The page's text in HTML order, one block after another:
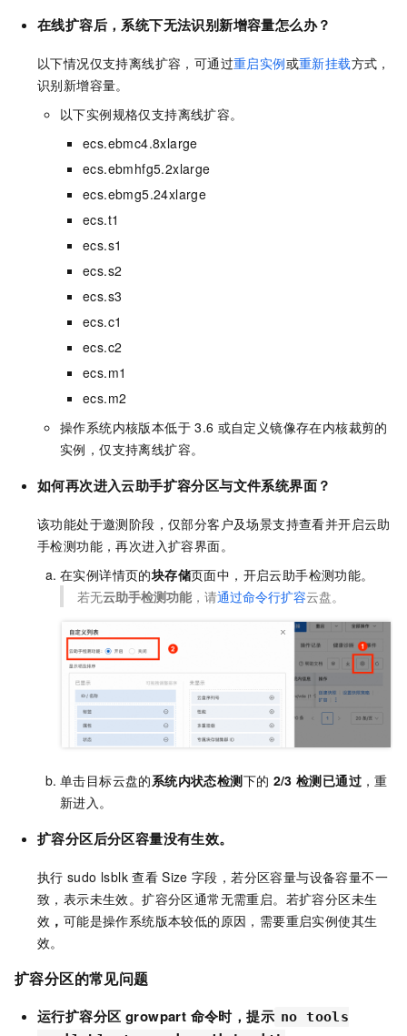
在线扩容后，系统下无法识别新增容量怎么办？
以下情况仅支持离线扩容，可通过重启实例或重新挂载方式，
识别新增容量。
以下实例规格仅支持离线扩容。
ecs.ebmc4.8xlarge
ecs.ebmhfg5.2xlarge
ecs.ebmg5.24xlarge
ecs.t1
ecs.s1
ecs.s2
ecs.s3
ecs.c1
ecs.c2
ecs.m1
ecs.m2
操作系统内核版本低于 3.6 或自定义镜像存在内核裁剪的
实例，仅支持离线扩容。
如何再次进入云助手扩容分区与文件系统界面？
该功能处于邀测阶段，仅部分客户及场景支持查看并开启云助
手检测功能，再次进入扩容界面。
在实例详情页的块存储页面中，开启云助手检测功能。
若无云助手检测功能 ，请通过命令行扩容云盘。
单击目标云盘的系统内状态检测下的 2/3 检测已通过 ，重
新进入。
扩容分区后分区容量没有生效。
执行 sudo lsblk 查看 Size 字段，若分区容量与设备容量不一
致，表示未生效。扩容分区通常无需重启。若扩容分区未生
效 ， 可能是操作系统版本较低的原因，需要重启实例使其生
效。
扩容分区的常见问题
运行扩容分区 growpart 命令时，提示 no tools